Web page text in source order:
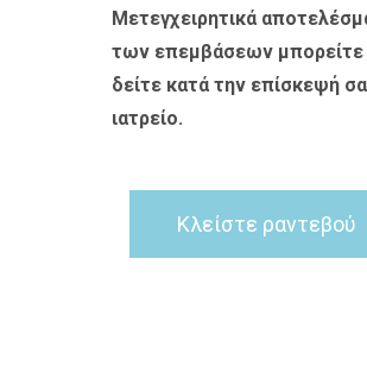
Μετεγχειρητικά
των επεμβάσεων μπορείτε
δείτε κατά την επίσκεψή
ιατρείο.
Κλείστε ραντεβού